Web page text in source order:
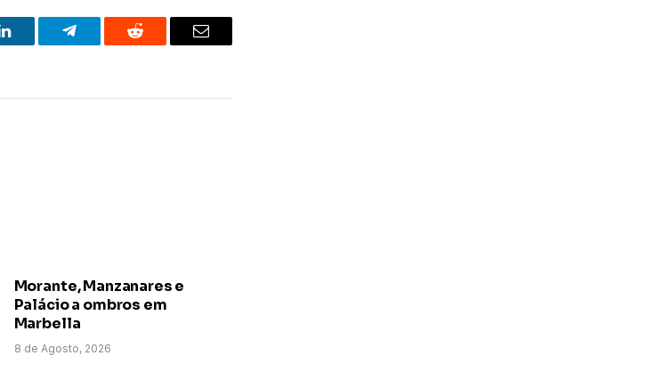
LinkedIn Telegram Reddit Email
Morante, Manzanares e
Palácio a ombros em
Marbella
8 de Agosto, 2026